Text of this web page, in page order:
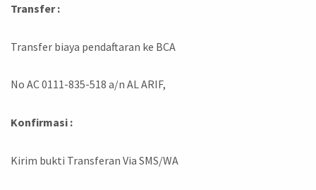
Transfer :
Transfer biaya pendaftaran ke BCA
No AC 0111-835-518 a/n AL ARIF,
Konfirmasi :
Kirim bukti Transferan Via SMS/WA